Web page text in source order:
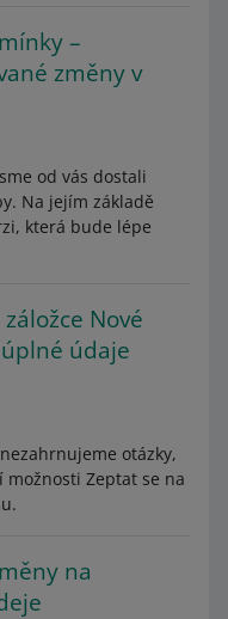
–
změny v
od vás dostali
Na jejím základě
která bude lépe
Nové
údaje
otázky,
Zeptat se na
na